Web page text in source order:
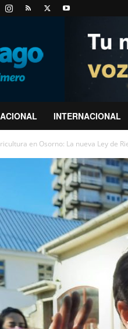
INTERNACIONAL
en Osorno: La nueva Ley de